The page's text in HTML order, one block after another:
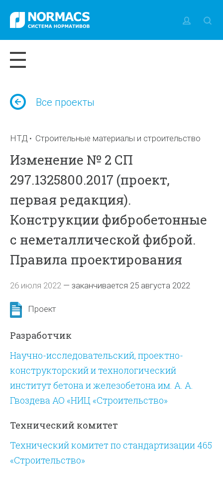
Все проекты
НТД Строительные материалы и строительство
Изменение № 2 СП
297.1325800.2017 (проект,
первая редакция).
Конструкции фибробетонные
с неметаллической фиброй.
Правила проектирования
26 июля 2022 —заканчивается 25 августа 2022
Проект
Разработчик
Научно-исследовательский, проектно-
конструкторский и технологический
институт бетона и железобетона им. А. А.
Гвоздева АО «НИЦ «Строительство»
Технический комитет
Технический комитет по стандартизации 465
«Строительство»